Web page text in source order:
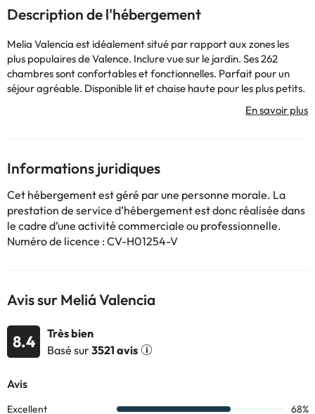
Description de l'hébergement
Melia Valencia est idéalement situé par rapport aux zones les
plus populaires de Valence. Inclure vue sur le jardin. Ses 262
chambres sont confortables et fonctionnelles. Parfait pour un
séjour agréable. Disponible lit et chaise haute pour les plus petits.
Parmi les installations de l'hôtel dispose de la climatisation.
l’établissement. Toutes les informations figurant sur cette fiche
avez des questions, contactez-nous.
Informations juridiques
Cet hébergement est géré par une personne morale. La
prestation de service d’hébergement est donc réalisée dans
le cadre d’une activité commerciale ou professionnelle.
Numéro de licence : CV-H01254-V
Avis sur Meliá Valencia
8.4
Très bien
Basé sur3521 avis